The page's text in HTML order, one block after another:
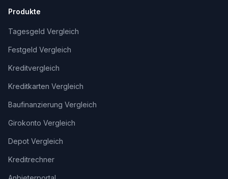
Produkte
Tagesgeld Vergleich
Festgeld Vergleich
Kreditvergleich
Kreditkarten Vergleich
Baufinanzierung Vergleich
Girokonto Vergleich
Depot Vergleich
Kreditrechner